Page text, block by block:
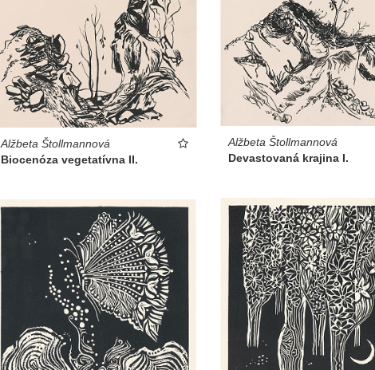
Alžbeta Štollmannová
Biocenóza vegetatívna II.
Alžbeta Štollmannová
Devastovaná krajina I.